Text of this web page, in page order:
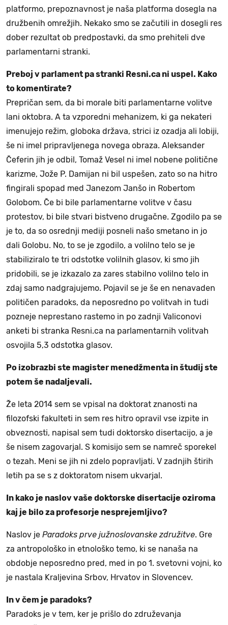
platformo, prepoznavnost je naša platforma dosegla na
družbenih omrežjih. Nekako smo se začutili in dosegli res
dober rezultat ob predpostavki, da smo prehiteli dve
parlamentarni stranki.
Preboj v parlament pa stranki Resni.ca ni uspel. Kako
to komentirate?
Prepričan sem, da bi morale biti parlamentarne volitve
lani oktobra. A ta vzporedni mehanizem, ki ga nekateri
imenujejo režim, globoka država, strici iz ozadja ali lobiji,
še ni imel pripravljenega novega obraza. Aleksander
Čeferin jih je odbil, Tomaž Vesel ni imel nobene politične
karizme, Jože P. Damijan ni bil uspešen, zato so na hitro
fingirali spopad med Janezom Janšo in Robertom
Golobom. Če bi bile parlamentarne volitve v času
protestov, bi bile stvari bistveno drugačne. Zgodilo pa se
je to, da so osrednji mediji posneli našo smetano in jo
dali Golobu. No, to se je zgodilo, a volilno telo se je
stabiliziralo te tri odstotke volilnih glasov, ki smo jih
pridobili, se je izkazalo za zares stabilno volilno telo in
zdaj samo nadgrajujemo. Pojavil se je še en nenavaden
političen paradoks, da neposredno po volitvah in tudi
pozneje neprestano rastemo in po zadnji Valiconovi
anketi bi stranka Resni.ca na parlamentarnih volitvah
osvojila 5,3 odstotka glasov.
Po izobrazbi ste magister menedžmenta in študij ste
potem še nadaljevali.
Že leta 2014 sem se vpisal na doktorat znanosti na
filozofski fakulteti in sem res hitro opravil vse izpite in
obveznosti, napisal sem tudi doktorsko disertacijo, a je
še nisem zagovarjal. S komisijo sem se namreč sporekel
o tezah. Meni se jih ni zdelo popravljati. V zadnjih štirih
letih pa se s z doktoratom nisem ukvarjal.
In kako je naslov vaše doktorske disertacije oziroma
kaj je bilo za profesorje nesprejemljivo?
Naslov je Paradoks prve južnoslovanske združitve. Gre
za antropološko in etnološko temo, ki se nanaša na
obdobje neposredno pred, med in po 1. svetovni vojni, ko
je nastala Kraljevina Srbov, Hrvatov in Slovencev.
In v čem je paradoks?
Paradoks je v tem, ker je prišlo do združevanja